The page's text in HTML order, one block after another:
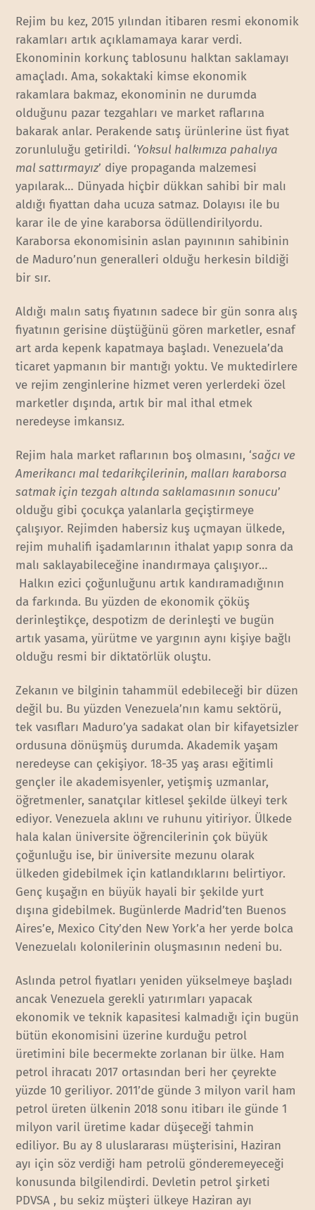
Rejim bu kez, 2015 yılından itibaren resmi ekonomik
rakamları artık açıklamamaya karar verdi.
Ekonominin korkunç tablosunu halktan saklamayı
amaçladı. Ama, sokaktaki kimse ekonomik
rakamlara bakmaz, ekonominin ne durumda
olduğunu pazar tezgahları ve market raflarına
bakarak anlar. Perakende satış ürünlerine üst fiyat
zorunluluğu getirildi. ‘Yoksul halkımıza pahalıya
mal sattırmayız’ diye propaganda malzemesi
yapılarak… Dünyada hiçbir dükkan sahibi bir malı
aldığı fiyattan daha ucuza satmaz. Dolayısı ile bu
karar ile de yine karaborsa ödüllendirilyordu.
Karaborsa ekonomisinin aslan payınının sahibinin
de Maduro’nun generalleri olduğu herkesin bildiği
bir sır.
Aldığı malın satış fiyatının sadece bir gün sonra alış
fiyatının gerisine düştüğünü gören marketler, esnaf
art arda kepenk kapatmaya başladı. Venezuela’da
ticaret yapmanın bir mantığı yoktu. Ve muktedirlere
ve rejim zenginlerine hizmet veren yerlerdeki özel
marketler dışında, artık bir mal ithal etmek
neredeyse imkansız.
Rejim hala market raflarının boş olmasını, ‘sağcı ve
Amerikancı mal tedarikçilerinin, malları karaborsa
satmak için tezgah altında saklamasının sonucu’
olduğu gibi çocukça yalanlarla geçiştirmeye
çalışıyor. Rejimden habersiz kuş uçmayan ülkede,
rejim muhalifi işadamlarının ithalat yapıp sonra da
malı saklayabileceğine inandırmaya çalışıyor…
Halkın ezici çoğunluğunu artık kandıramadığının
da farkında. Bu yüzden de ekonomik çöküş
derinleştikçe, despotizm de derinleşti ve bugün
artık yasama, yürütme ve yargının aynı kişiye bağlı
olduğu resmi bir diktatörlük oluştu.
Zekanın ve bilginin tahammül edebileceği bir düzen
değil bu. Bu yüzden Venezuela’nın kamu sektörü,
tek vasıfları Maduro’ya sadakat olan bir kifayetsizler
ordusuna dönüşmüş durumda. Akademik yaşam
neredeyse can çekişiyor. 18-35 yaş arası eğitimli
gençler ile akademisyenler, yetişmiş uzmanlar,
öğretmenler, sanatçılar kitlesel şekilde ülkeyi terk
ediyor. Venezuela aklını ve ruhunu yitiriyor. Ülkede
hala kalan üniversite öğrencilerinin çok büyük
çoğunluğu ise, bir üniversite mezunu olarak
ülkeden gidebilmek için katlandıklarını belirtiyor.
Genç kuşağın en büyük hayali bir şekilde yurt
dışına gidebilmek. Bugünlerde Madrid’ten Buenos
Aires’e, Mexico City’den New York’a her yerde bolca
Venezuelalı kolonilerinin oluşmasının nedeni bu.
Aslında petrol fiyatları yeniden yükselmeye başladı
ancak Venezuela gerekli yatırımları yapacak
ekonomik ve teknik kapasitesi kalmadığı için bugün
bütün ekonomisini üzerine kurduğu petrol
üretimini bile becermekte zorlanan bir ülke. Ham
petrol ihracatı 2017 ortasından beri her çeyrekte
yüzde 10 geriliyor. 2011’de günde 3 milyon varil ham
petrol üreten ülkenin 2018 sonu itibarı ile günde 1
milyon varil üretime kadar düşeceği tahmin
ediliyor. Bu ay 8 uluslararası müşterisini, Haziran
ayı için söz verdiği ham petrolü gönderemeyeceği
konusunda bilgilendirdi. Devletin petrol şirketi
PDVSA , bu sekiz müşteri ülkeye Haziran ayı